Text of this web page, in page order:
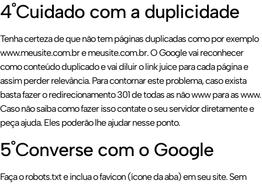
4˚Cuidado com a duplicidade
Tenha certeza de que não tem páginas duplicadas como por exemplo
www.meusite.com.br e meusite.com.br. O Google vai reconhecer
como conteúdo duplicado e vai diluir o link juice para cada página e
assim perder relevância. Para contornar este problema, caso exista
basta fazer o redirecionamento 301 de todas as não www para as www.
Caso não saiba como fazer isso contate o seu servidor diretamente e
peça ajuda. Eles poderão lhe ajudar nesse ponto.
5˚Converse com o Google
Faça o robots.txt e inclua o favicon (ícone da aba) em seu site. Sem